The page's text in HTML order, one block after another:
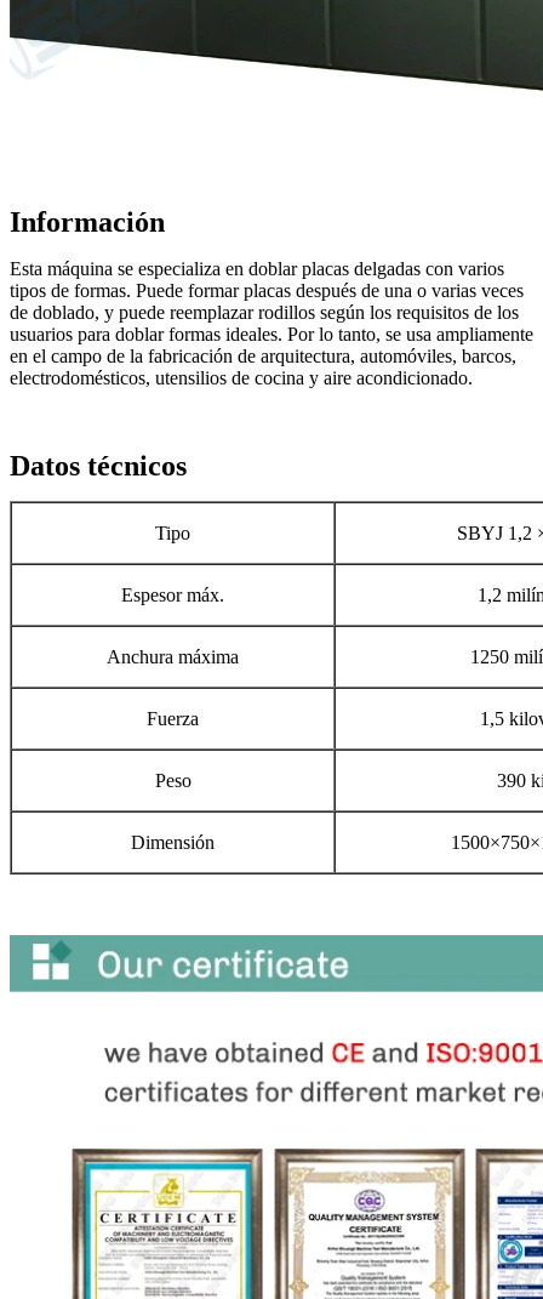
Información
Esta máquina se especializa en doblar placas delgadas con varios
tipos de formas. Puede formar placas después de una o varias veces
de doblado, y puede reemplazar rodillos según los requisitos de los
usuarios para doblar formas ideales. Por lo tanto, se usa ampliamente
en el campo de la fabricación de arquitectura, automóviles, barcos,
electrodomésticos, utensilios de cocina y aire acondicionado.
Datos técnicos
Tipo SBYJ 1,2
Espesor máx. 1,2
Anchura máxima 1250
Fuerza 1,5
Peso 390
Dimensión